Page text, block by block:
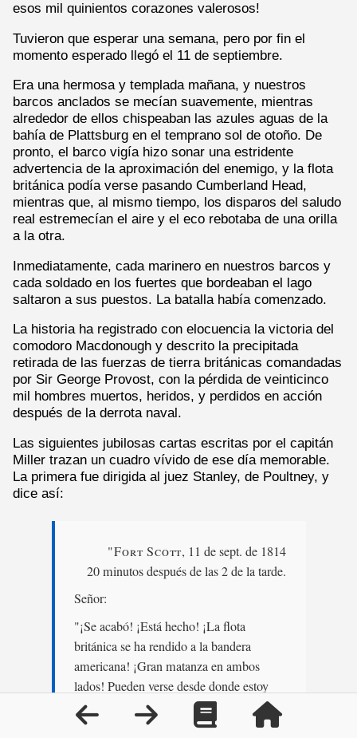
esos mil quinientos corazones valerosos!
Tuvieron que esperar una semana, pero por fin el
momento esperado llegó el 11 de septiembre.
Era una hermosa y templada mañana, y nuestros
barcos anclados se mecían suavemente, mientras
alrededor de ellos chispeaban las azules aguas de la
bahía de Plattsburg en el temprano sol de otoño. De
pronto, el barco vigía hizo sonar una estridente
advertencia de la aproximación del enemigo, y la flota
británica podía verse pasando Cumberland Head,
mientras que, al mismo tiempo, los disparos del saludo
real estremecían el aire y el eco rebotaba de una orilla
a la otra.
Inmediatamente, cada marinero en nuestros barcos y
cada soldado en los fuertes que bordeaban el lago
saltaron a sus puestos. La batalla había comenzado.
La historia ha registrado con elocuencia la victoria del
comodoro Macdonough y descrito la precipitada
retirada de las fuerzas de tierra británicas comandadas
por Sir George Provost, con la pérdida de veinticinco
mil hombres muertos, heridos, y perdidos en acción
después de la derrota naval.
Las siguientes jubilosas cartas escritas por el capitán
Miller trazan un cuadro vívido de ese día memorable.
La primera fue dirigida al juez Stanley, de Poultney, y
dice así:
"Fort Scott, 11 de sept. de 1814
20 minutos después de las 2 de la tarde.
Señor:
"¡Se acabó! ¡Está hecho! ¡La flota
británica se ha rendido a la bandera
americana! ¡Gran matanza en ambos
lados! Pueden verse desde donde estoy
escribiendo ahora. ¡Dios mío! ¡El
espectáculo fue majestuoso, fue noble,